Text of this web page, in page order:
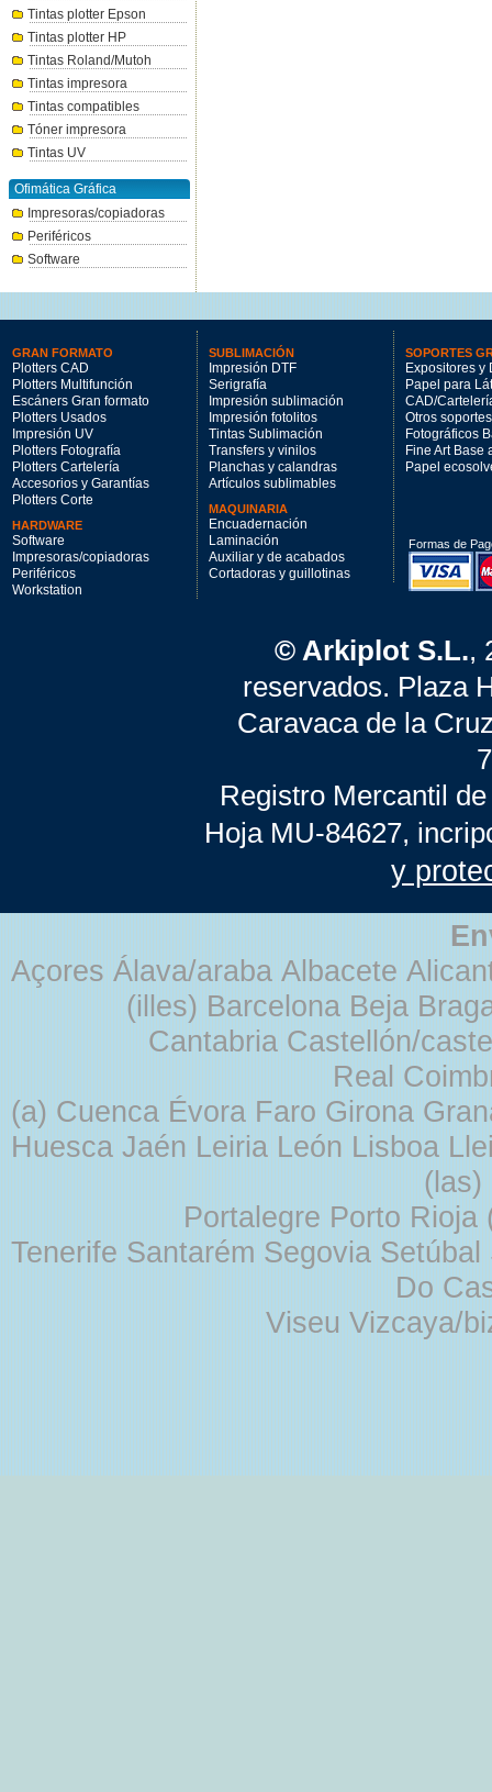
Tintas plotter Epson
Tintas plotter HP
Tintas Roland/Mutoh
Tintas impresora
Tintas compatibles
Tóner impresora
Tintas UV
Ofimática Gráfica
Impresoras/copiadoras
Periféricos
Software
GRAN FORMATO
Plotters CAD
Plotters Multifunción
Escáners Gran formato
Plotters Usados
Impresión UV
Plotters Fotografía
Plotters Cartelería
Accesorios y Garantías
Plotters Corte
HARDWARE
Software
Impresoras/copiadoras
Periféricos
Workstation
SUBLIMACIÓN
Impresión DTF
Serigrafía
Impresión sublimación
Impresión fotolitos
Tintas Sublimación
Transfers y vinilos
Planchas y calandras
Artículos sublimables
MAQUINARIA
Encuadernación
Laminación
Auxiliar y de acabados
Cortadoras y guillotinas
SOPORTES
Expositores y
Papel para
CAD/
Otros soportes
Fotográficos
Fine Art Base
Papel
Formas de
© Arkiplot S.L.,
reservados. Plaza
Caravaca de la
Registro Mercantil
Hoja MU-84627,
y
Açores Álava/araba Albacete
(illes) Barcelona Beja
Cantabria Castellón/
Real
(a) Cuenca Évora Faro Girona
Huesca Jaén Leiria León Lisboa
Portalegre Porto
Tenerife Santarém Segovia
Do
Viseu Vizcaya/